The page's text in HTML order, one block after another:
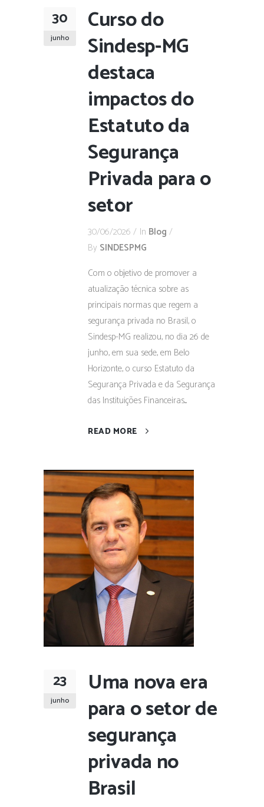
30
junho
Curso do
Sindesp-MG
destaca
impactos do
Estatuto da
Segurança
Privada para o
setor
30/06/2026 In Blog
By SINDESPMG
Com o objetivo de promover a
atualização técnica sobre as
principais normas que regem a
segurança privada no Brasil, o
Sindesp-MG realizou, no dia 26 de
junho, em sua sede, em Belo
Horizonte, o curso Estatuto da
Segurança Privada e da Segurança
das Instituições Financeiras....
READ MORE
23
junho
Uma nova era
para o setor de
segurança
privada no
Brasil